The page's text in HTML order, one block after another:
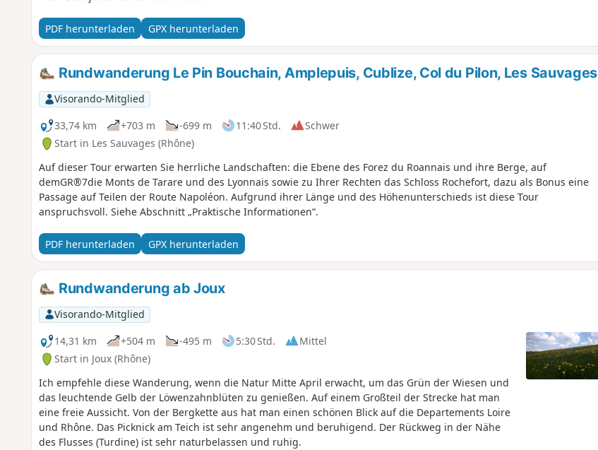
PDF herunterladen GPX herunterladen
Rundwanderung Le Pin Bouchain, Amplepuis, Cublize, Col du Pilon, Les Sauvages
Visorando-Mitglied
33,74 km
+703 m -699 m 11:40 Std.
Schwer
Start in Les Sauvages (Rhône)
Auf dieser Tour erwarten Sie herrliche Landschaften: die Ebene des Forez du Roannais und ihre Berge, auf
demGR®7die Monts de Tarare und des Lyonnais sowie zu Ihrer Rechten das Schloss Rochefort, dazu als Bonus eine
Passage auf Teilen der Route Napoléon. Aufgrund ihrer Länge und des Höhenunterschieds ist diese Tour
anspruchsvoll. Siehe Abschnitt „Praktische Informationen“.
PDF herunterladen GPX herunterladen
Rundwanderung ab Joux
Visorando-Mitglied
14,31 km
+504 m -495 m 5:30 Std.
Mittel
Start in Joux (Rhône)
Ich empfehle diese Wanderung, wenn die Natur Mitte April erwacht, um das Grün der Wiesen und
das leuchtende Gelb der Löwenzahnblüten zu genießen. Auf einem Großteil der Strecke hat man
eine freie Aussicht. Von der Bergkette aus hat man einen schönen Blick auf die Departements Loire
und Rhône. Das Picknick am Teich ist sehr angenehm und beruhigend. Der Rückweg in der Nähe
des Flusses (Turdine) ist sehr naturbelassen und ruhig.